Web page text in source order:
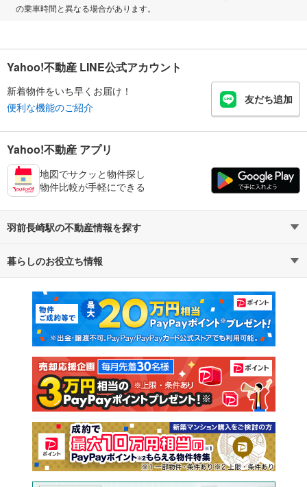
の乗車時間と異なる場合があります。
Yahoo!不動産 LINE公式アカウント
新着物件をいち早くお届け！
便利な機能のご紹介
友だち追加
Yahoo!不動産 アプリ
地図でサクッと物件探し
物件比較が手軽にできる
羽前長崎駅の不動産情報を探す
不動産・住宅
新築マンション 中古マンション
新築一戸建て 中古一戸建て
注文住宅 土地
売却査定
暮らしのお役立ち情報
マンションカタログ 教えて！住まいの先生